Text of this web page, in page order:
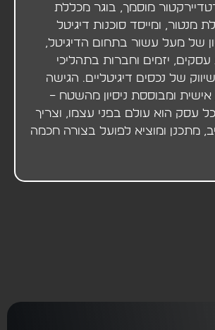
מוסמך, בוגר מכללת
מנטור, ומייסד סוכנות דיגיטל
של מעל עשור בתחום הדיגיטל,
עסקים, יזמים וחברות בתהליכי
של נכסים דיגיטליים. הגישה
ומבוססת ניסיון מהשטח –
עסק הוא עולם בפני עצמו, וצריך
מתכנן ומוציא לפועל בצורה חכמה